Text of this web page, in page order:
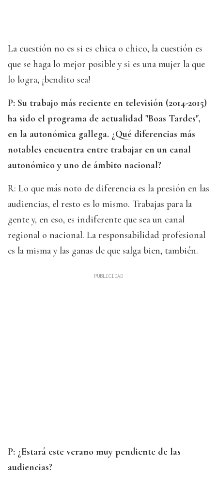
La cuestión no es si es chica o chico, la cuestión es
que se haga lo mejor posible y si es una mujer la que
lo logra, ¡bendito sea!
P: Su trabajo más reciente en televisión (2014-2015)
ha sido el programa de actualidad "Boas Tardes",
en la autonómica gallega. ¿Qué diferencias más
notables encuentra entre trabajar en un canal
autonómico y uno de ámbito nacional?
R: Lo que más noto de diferencia es la presión en las
audiencias, el resto es lo mismo. Trabajas para la
gente y, en eso, es indiferente que sea un canal
regional o nacional. La responsabilidad profesional
es la misma y las ganas de que salga bien, también.
P: ¿Estará este verano muy pendiente de las
audiencias?